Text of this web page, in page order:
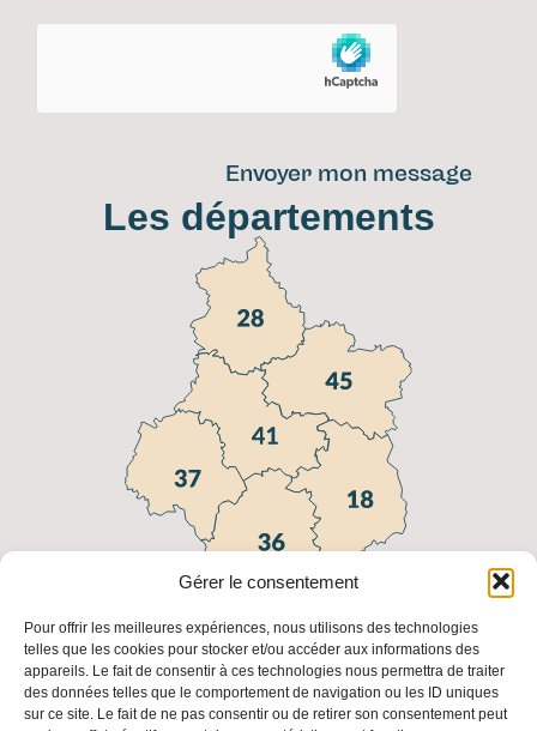
Gérer le consentement
Pour offrir les meilleures expériences, nous utilisons des technologies
telles que les cookies pour stocker et/ou accéder aux informations des
appareils. Le fait de consentir à ces technologies nous permettra de traiter
des données telles que le comportement de navigation ou les ID uniques
sur ce site. Le fait de ne pas consentir ou de retirer son consentement peut
Envoyer mon message
Les départements
Liens utiles
FAQ Fédération Fédération Les